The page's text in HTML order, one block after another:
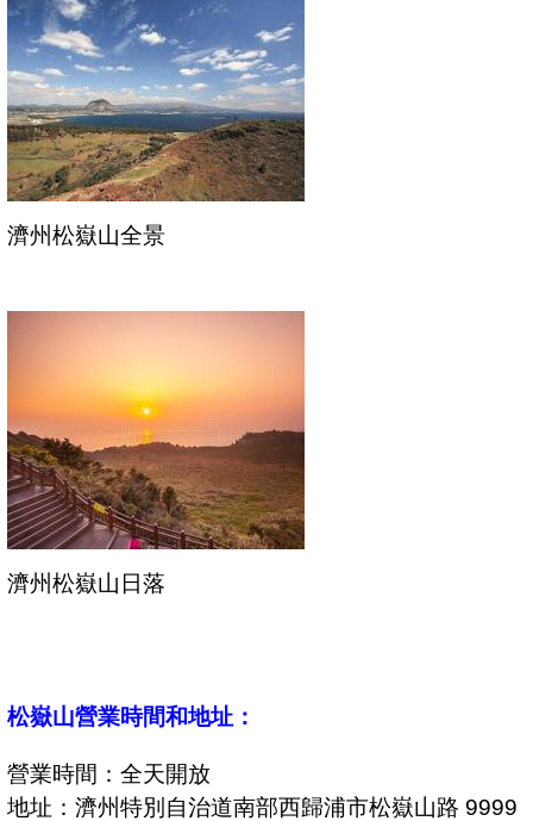
濟州松嶽山全景
濟州松嶽山日落
松嶽山營業時間和地址：
營業時間：全天開放
地址：濟州特別自治道南部西歸浦市松嶽山路 9999